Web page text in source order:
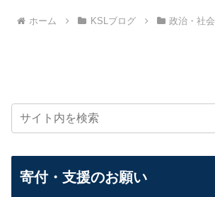
ホーム KSLブログ 政治・社会
寄付・支援のお願い